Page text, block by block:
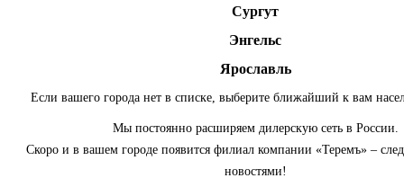
Сургут
Энгельс
Ярославль
Если вашего города нет в списке, выберите ближайший к вам
Мы постоянно расширяем дилерскую сеть в России.
Скоро и в вашем городе появится филиал компании «Теремъ» –
новостями!